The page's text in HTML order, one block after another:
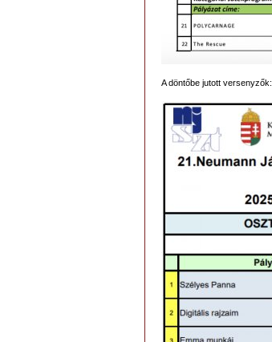
A döntőbe jutott versenyzők: